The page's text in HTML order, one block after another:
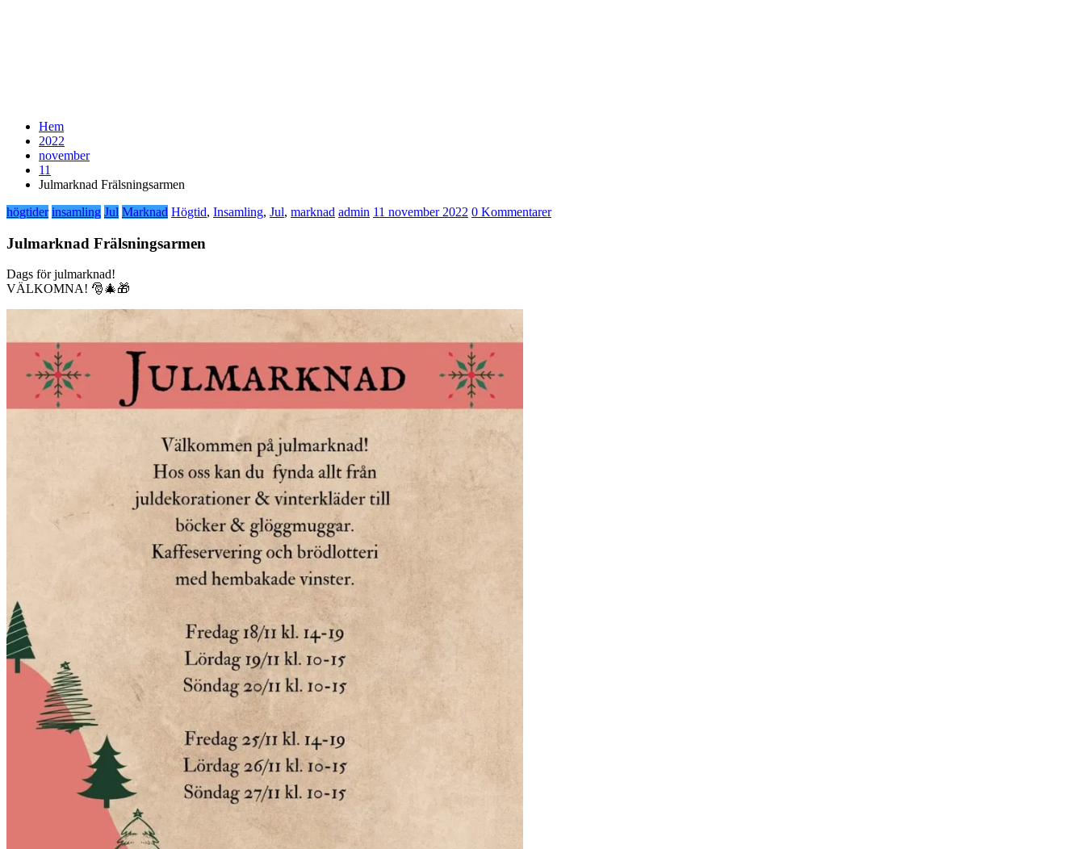
Hem
2022
november
11
Julmarknad Frälsningsarmen
högtider insamling Jul Marknad Högtid, Insamling, Jul, marknad admin 11 november 2022 0 Kommentarer
Julmarknad Frälsningsarmen
Dags för julmarknad!
VÄLKOMNA! 🎅🎄🎁